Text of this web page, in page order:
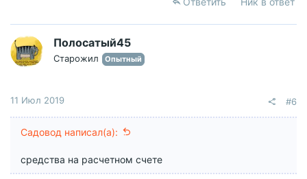
Полосатый45
Старожил Опытный
11 Июл 2019 #6
Садовод написал(а):
средства на расчетном счете